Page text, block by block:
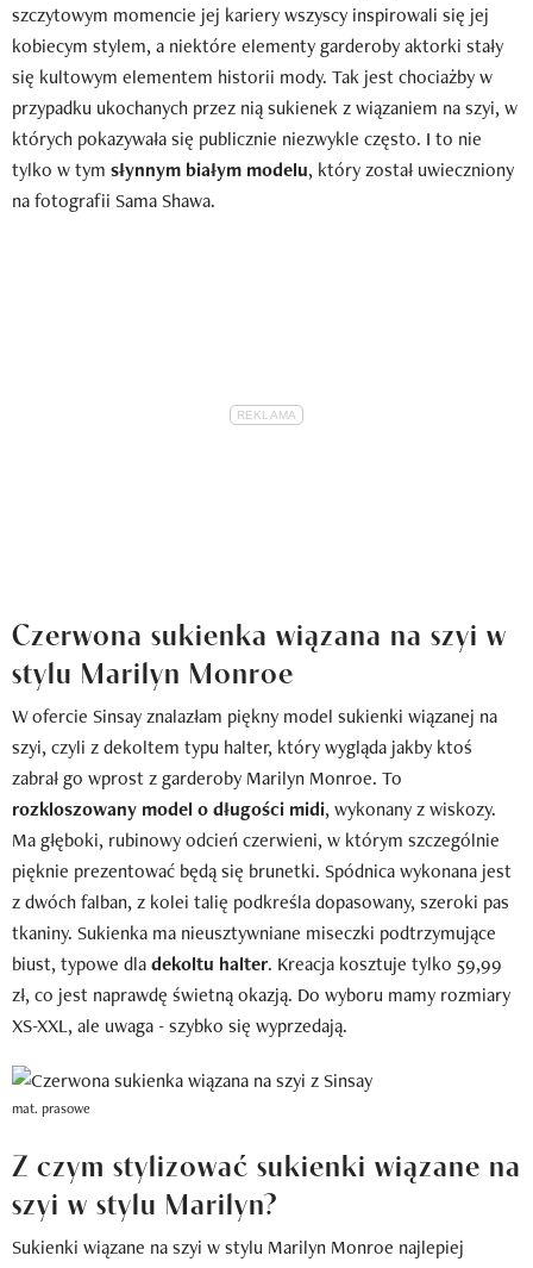
szczytowym momencie jej kariery wszyscy inspirowali się jej
kobiecym stylem, a niektóre elementy garderoby aktorki stały
się kultowym elementem historii mody. Tak jest chociażby w
przypadku ukochanych przez nią sukienek z wiązaniem na szyi, w
których pokazywała się publicznie niezwykle często. I to nie
tylko w tym słynnym białym modelu, który został uwieczniony
na fotografii Sama Shawa.
Czerwona sukienka wiązana na szyi w
stylu Marilyn Monroe
W ofercie Sinsay znalazłam piękny model sukienki wiązanej na
szyi, czyli z dekoltem typu halter, który wygląda jakby ktoś
zabrał go wprost z garderoby Marilyn Monroe. To
rozkloszowany model o długości midi, wykonany z wiskozy.
Ma głęboki, rubinowy odcień czerwieni, w którym szczególnie
pięknie prezentować będą się brunetki. Spódnica wykonana jest
z dwóch falban, z kolei talię podkreśla dopasowany, szeroki pas
tkaniny. Sukienka ma nieusztywniane miseczki podtrzymujące
biust, typowe dladekoltu halter. Kreacja kosztuje tylko 59,99
zł, co jest naprawdę świetną okazją. Do wyboru mamy rozmiary
XS-XXL, ale uwaga - szybko się wyprzedają.
mat. prasowe
Z czym stylizować sukienki wiązane na
szyi w stylu Marilyn?
Sukienki wiązane na szyi w stylu Marilyn Monroe najlepiej